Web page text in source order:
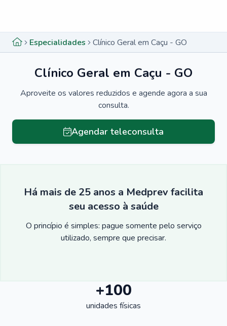
Especialidades Clínico Geral em Caçu - GO
Clínico Geral em Caçu - GO
Aproveite os valores reduzidos e agende agora a sua
consulta.
Agendar teleconsulta
Há mais de 25 anos a Medprev facilita
seu acesso à saúde
O princípio é simples: pague somente pelo serviço
utilizado, sempre que precisar.
+100
unidades físicas